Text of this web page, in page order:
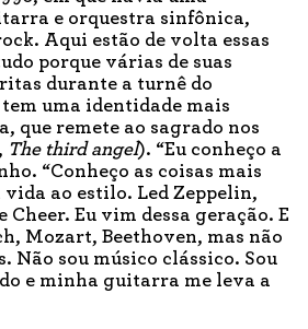
e orquestra sinfônica,
Aqui estão de volta essas
porque várias de suas
durante a turnê do
tem uma identidade mais
que remete ao sagrado nos
The third angel). “Eu conheço a
“Conheço as coisas mais
ao estilo. Led Zeppelin,
Cheer. Eu vim dessa geração. E
Mozart, Beethoven, mas não
Não sou músico clássico. Sou
e minha guitarra me leva a